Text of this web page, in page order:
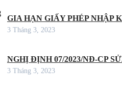
GIA HẠN GIẤY PHÉP NHẬP
3 Tháng 3, 2023
NGHỊ ĐỊNH 07/2023/NĐ-CP
3 Tháng 3, 2023